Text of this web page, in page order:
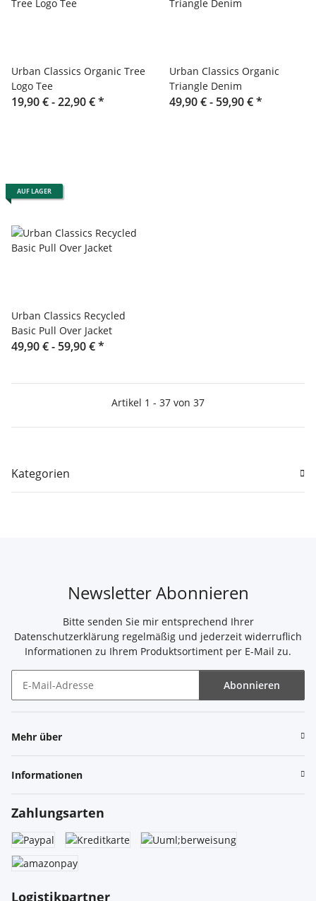
Urban Classics Organic Tree
Logo Tee
19,90 € -22,90 €*
Urban Classics Organic
Triangle Denim
49,90 € - 59,90 €*
AUF LAGER
Urban Classics Recycled
Basic Pull Over Jacket
49,90 € - 59,90 €*
Artikel 1 - 37 von 37
Kategorien
Newsletter Abonnieren
Bitte senden Sie mir entsprechend Ihrer
Datenschutzerklärung regelmäßig und jederzeit widerruflich
Informationen zu Ihrem Produktsortiment per E-Mail zu.
Abonnieren
Mehr über
Informationen
Zahlungsarten
Logistikpartner